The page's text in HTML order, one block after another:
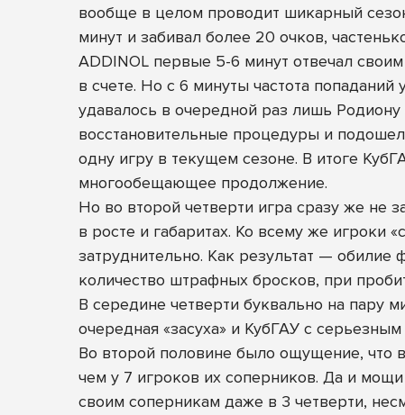
вообще в целом проводит шикарный
минут и забивал более 20 очков,
ADDINOL первые 5-6 минут отвечал
в счете. Но с 6 минуты частота попаданий
удавалось в очередной раз лишь
восстановительные процедуры и
одну игру в текущем сезоне. В итоге
многообещающее продолжение.
Но во второй четверти игра сразу же не
в росте и габаритах. Ко всему же игроки
затруднительно. Как результат —
количество штрафных бросков, при
В середине четверти буквально на пару
очередная «засуха» и КубГАУ с
Во второй половине было ощущение, что
чем у 7 игроков их соперников. Да и
своим соперникам даже в 3 четверти,